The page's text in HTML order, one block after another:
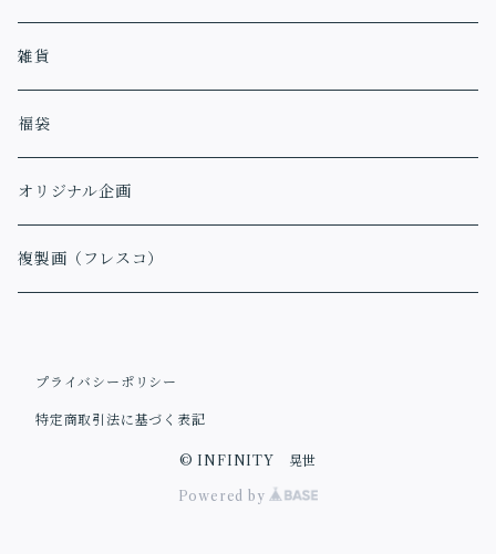
アファメーションカード
雑貨
福袋
オリジナル企画
複製画（フレスコ）
プライバシーポリシー
特定商取引法に基づく表記
© INFINITY 晃世
Powered by